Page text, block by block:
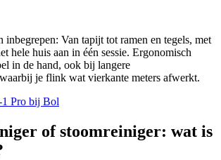
Van tapijt tot ramen en tegels, met
hele huis aan in één sessie. Ergonomisch
in de hand, ook bij langere
je flink wat vierkante meters afwerkt.
Pro bij Bol
of stoomreiniger: wat is